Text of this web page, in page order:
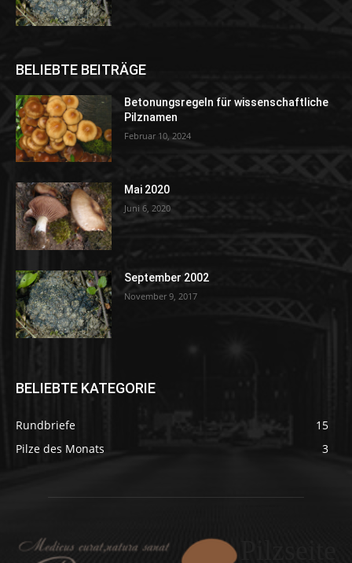
BELIEBTE BEITRÄGE
Betonungsregeln für wissenschaftliche
Pilznamen
Februar 10, 2024
Mai 2020
Juni 6, 2020
September 2002
November 9, 2017
BELIEBTE KATEGORIE
Rundbriefe
15
Pilze des Monats
3